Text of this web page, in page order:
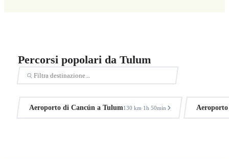
Percorsi popolari da Tulum
Aeroporto di Cancún a Tulum130 km·1h 50min